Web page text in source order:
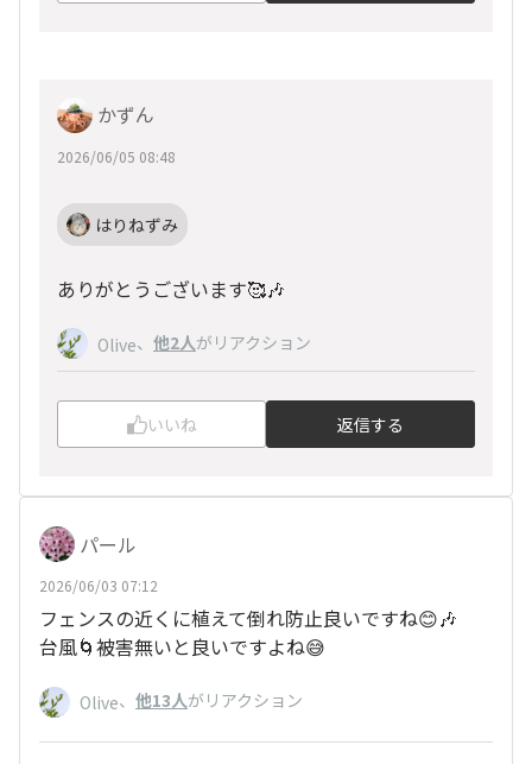
かずん
2026/06/05 08:48
はりねずみ
ありがとうございます🥰🎶
Olive、 他2人がリアクション
いいね 返信する
パール
2026/06/03 07:12
フェンスの近くに植えて倒れ防止良いですね😊🎶
台風🌀被害無いと良いですよね😅
Olive、 他13人がリアクション